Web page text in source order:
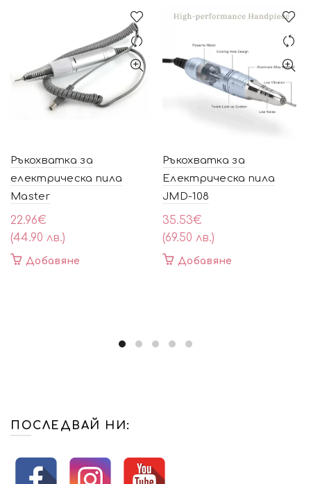
Ръкохватка за
електрическа пила
Master
22.96€
(44.90 лв.)
Добавяне
Ръкохватка за
Електрическа пила
JMD-108
35.53€
(69.50 лв.)
Добавяне
ПОСЛЕДВАЙ НИ: